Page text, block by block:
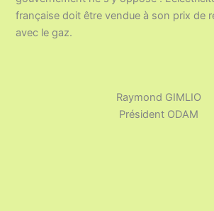
française doit être vendue à son prix de
avec le gaz.
Raymond GIMLIO
Président ODAM